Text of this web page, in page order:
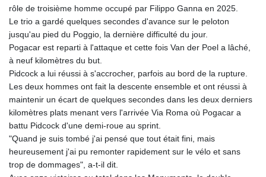
rôle de troisième homme occupé par Filippo Ganna en 2025.
Le trio a gardé quelques secondes d'avance sur le peloton
jusqu'au pied du Poggio, la dernière difficulté du jour.
Pogacar est reparti à l'attaque et cette fois Van der Poel a lâché,
à neuf kilomètres du but.
Pidcock a lui réussi à s'accrocher, parfois au bord de la rupture.
Les deux hommes ont fait la descente ensemble et ont réussi à
maintenir un écart de quelques secondes dans les deux derniers
kilomètres plats menant vers l'arrivée Via Roma où Pogacar a
battu Pidcock d'une demi-roue au sprint.
"Quand je suis tombé j'ai pensé que tout était fini, mais
heureusement j'ai pu remonter rapidement sur le vélo et sans
trop de dommages", a-t-il dit.